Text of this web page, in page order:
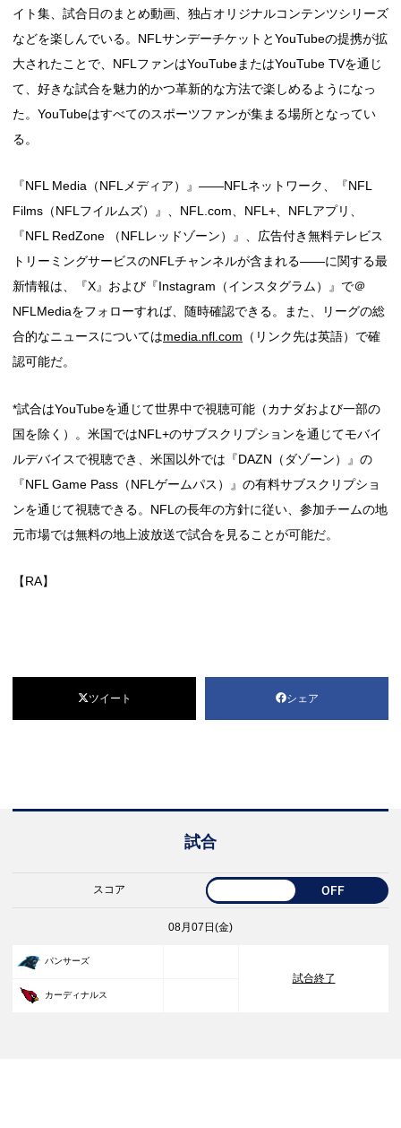
イト集、試合日のまとめ動画、独占オリジナルコンテンツシリーズ
などを楽しんでいる。NFLサンデーチケットとYouTubeの提携が拡
大されたことで、NFLファンはYouTubeまたはYouTube TVを通じ
て、好きな試合を魅力的かつ革新的な方法で楽しめるようになっ
た。YouTubeはすべてのスポーツファンが集まる場所となってい
る。
『NFL Media（NFLメディア）』――NFLネットワーク、『NFL
Films（NFLフイルムズ）』、NFL.com、NFL+、NFLアプリ、
『NFL RedZone （NFLレッドゾーン）』、広告付き無料テレビス
トリーミングサービスのNFLチャンネルが含まれる――に関する最
新情報は、『X』および『Instagram（インスタグラム）』で＠
NFLMediaをフォローすれば、随時確認できる。また、リーグの総
合的なニュースについてはmedia.nfl.com （リンク先は英語）で確
認可能だ。
*試合はYouTubeを通じて世界中で視聴可能（カナダおよび一部の
国を除く）。米国ではNFL+のサブスクリプションを通じてモバイ
ルデバイスで視聴でき、米国以外では『DAZN（ダゾーン）』の
『NFL Game Pass（NFLゲームパス）』の有料サブスクリプショ
ンを通じて視聴できる。NFLの長年の方針に従い、参加チームの地
元市場では無料の地上波放送で試合を見ることが可能だ。
【RA】
ツイート シェア
試合
スコア OFF
08月07日(金)
パンサーズ
試合終了
カーディナルス